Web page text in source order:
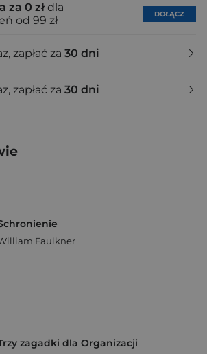
za 0 zł dla
od 99 zł
DOŁĄCZ
zapłać za 30 dni
zapłać za 30 dni
Faulkner
zagadki dla Organizacji